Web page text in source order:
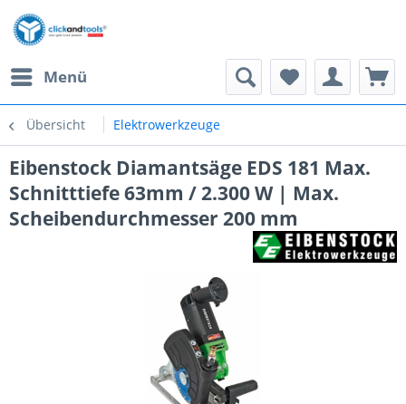
Menü
Übersicht Elektrowerkzeuge
Eibenstock Diamantsäge EDS 181 Max.
Schnitttiefe 63mm / 2.300 W | Max.
Scheibendurchmesser 200 mm